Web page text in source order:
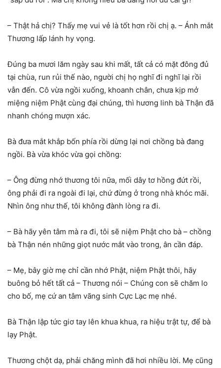
– Thật hả chị? Thấy mẹ vui vẻ là tốt hơn rồi chị ạ. – Ánh mắt
Thương lấp lánh hy vọng.
Đúng ba mươi lăm ngày sau khi mất, tất cả có mặt đông đủ
tại chùa, run rủi thế nào, người chị họ nghĩ đi nghĩ lại rồi
vẫn đến. Cô vừa ngồi xuống, khoanh chân, chưa kịp mở
miệng niệm Phật cùng đại chúng, thì hương linh bà Thận đã
nhanh chóng mượn xác.
Bà đưa mắt khắp bốn phía rồi dừng lại nơi chồng bà đang
ngồi. Bà vừa khóc vừa gọi chồng:
– Ông đừng nhớ thương tôi nữa, mối dây tơ hồng đứt rồi,
ông phải đi ra ngoài đi lại, chứ đừng ở trong nhà khóc mãi.
Nhìn ông như thế, tôi không đành lòng ra đi.
– Bà hãy yên tâm mà ra đi, tôi sẽ niệm Phật cho bà – chồng
bà Thận nén những giọt nước mắt vào trong, ân cần đáp.
– Mẹ, bây giờ mẹ chỉ cần nhớ Phật, niệm Phật thôi, hãy
buông bỏ hết tất cả – Thương nói – Chúng con sẽ chăm lo
cho bố, mẹ cứ an tâm vãng sinh Cực Lạc mẹ nhé.
Bà Thận lập tức giơ tay lên khua khua, ra hiệu trật tự, để bà
lạy Phật.
Thương chột dạ, phải chăng mình đã hơi nhiều lời. Mẹ cũng